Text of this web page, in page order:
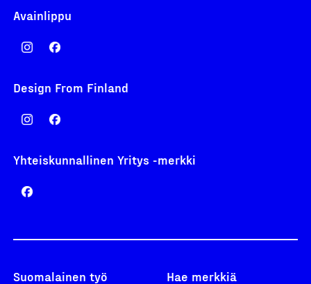
Avainlippu
Design From Finland
Yhteiskunnallinen Yritys -merkki
Suomalainen työ Hae merkkiä